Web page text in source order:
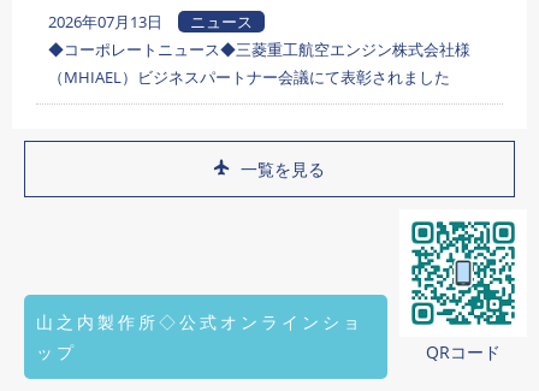
2026年07月13日
ニュース
◆コーポレートニュース◆三菱重工航空エンジン株式会社様
（MHIAEL）ビジネスパートナー会議にて表彰されました
一覧を見る
山之内製作所◇公式オンラインショ
ップ
QRコード